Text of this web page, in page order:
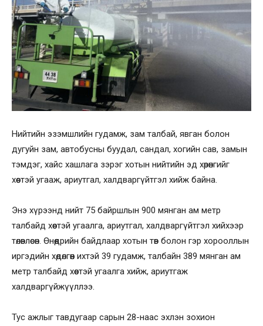
Нийтийн эзэмшлийн гудамж, зам талбай, явган болон
дугуйн зам, автобусны буудал, сандал, хогийн сав, замын
тэмдэг, хайс хашлага зэрэг хотын нийтийн эд хөрөнгийг
хөөстэй угааж, ариутгал, халдваргүйтгэл хийж байна.
Энэ хүрээнд нийт 75 байршлын 900 мянган ам метр
талбайд хөөстэй угаалга, ариутгал, халдваргүйтгэл хийхээр
төлөвлөсөн. Өнөөдрийн байдлаар хотын төв болон гэр хорооллын
иргэдийн хөдөлгөөн ихтэй 39 гудамж, талбайн 389 мянган ам
метр талбайд хөөстэй угаалга хийж, ариутгаж
халдваргүйжүүллээ.
Тус ажлыг тавдугаар сарын 28-наас эхлэн зохион